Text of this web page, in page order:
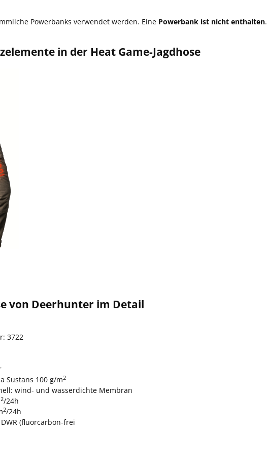
Powerbanks verwendet werden. Eine Powerbank ist nicht enthalten.
in der Heat Game-Jagdhose
von Deerhunter im Detail
3722
Sustans 100 g/m2
wind- und wasserdichte Membran
2/24h
2/24h
(fluorcarbon-frei